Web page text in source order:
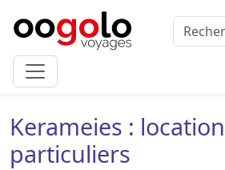
Kerameies :
particuliers